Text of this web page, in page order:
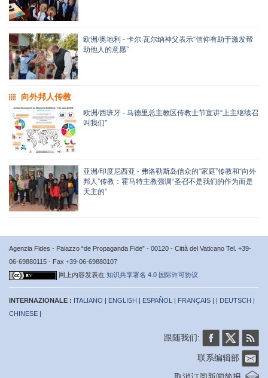
欧洲/奥地利 - 卡尔·瓦尔纳神父表示“信仰有助于激发帮
助他人的意愿”
向外邦人传教
欧洲/西班牙 - 马德里总主教区传教士节宣讲“上主继续召
叫我们”
亚洲/印度尼西亚 - 弗洛勒斯岛信众的“家庭”传教和“向外
邦人”传教：霍马特主教强调“圣召不是我们的作为而是
天主的”
Agenzia Fides - Palazzo “de Propaganda Fide” - 00120 - Città del Vaticano Tel. +39-
06-69880115 - Fax +39-06-69880107
网上内容发表在 知识共享署名 4.0 国际许可协议
INTERNAZIONALE : ITALIANO | ENGLISH | ESPAÑOL | FRANÇAIS | | DEUTSCH |
CHINESE |
跟随我们:
联系编辑部